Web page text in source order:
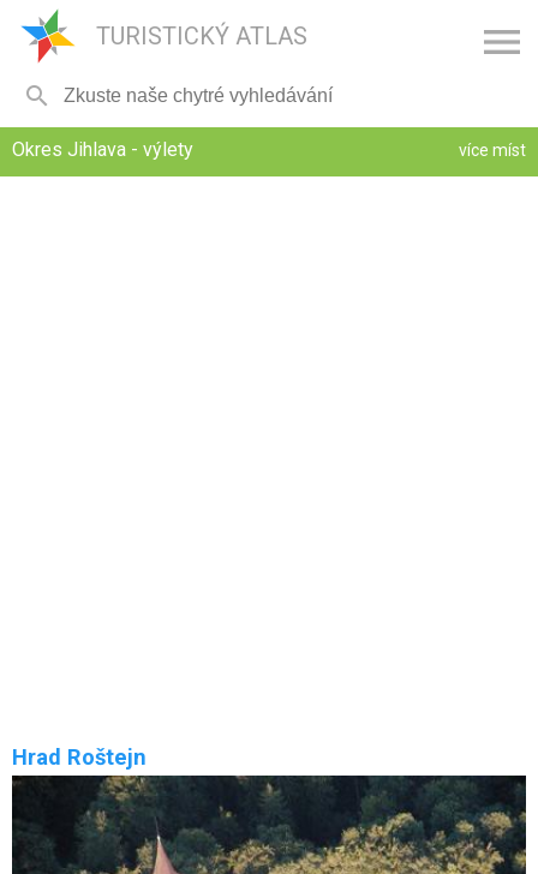
TURISTICKÝ ATLAS 

Okres Jihlava - výlety více míst
Hrad Rokštejn